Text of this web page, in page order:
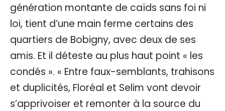
génération montante de caïds sans foi ni
loi, tient d’une main ferme certains des
quartiers de Bobigny, avec deux de ses
amis. Et il déteste au plus haut point « les
condés ». « Entre faux-semblants, trahisons
et duplicités, Floréal et Selim vont devoir
s’apprivoiser et remonter à la source du